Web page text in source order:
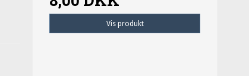
Vis produkt